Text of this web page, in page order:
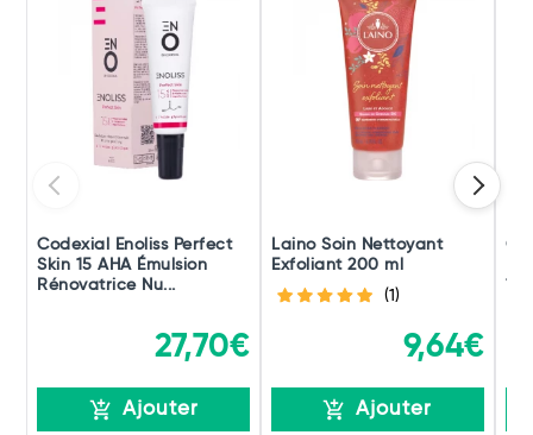
Codexial Enoliss Perfect
Skin 15 AHA Émulsion
Rénovatrice Nu...
27,70€
Ajouter
Laino Soin Nettoyant
Exfoliant 200 ml
(1)
9,64€
Ajouter